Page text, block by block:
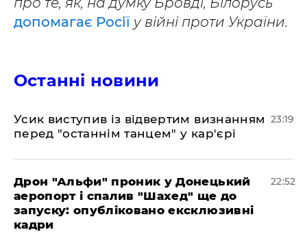
допомагає Росії у війні проти України.
Останні новини
​Усик виступив із відвертим визнанням
перед "останнім танцем" у кар'єрі
23:19
​Дрон "Альфи" проник у Донецький
аеропорт і спалив "Шахед" ще до
запуску: опубліковано ексклюзивні
кадри
22:52